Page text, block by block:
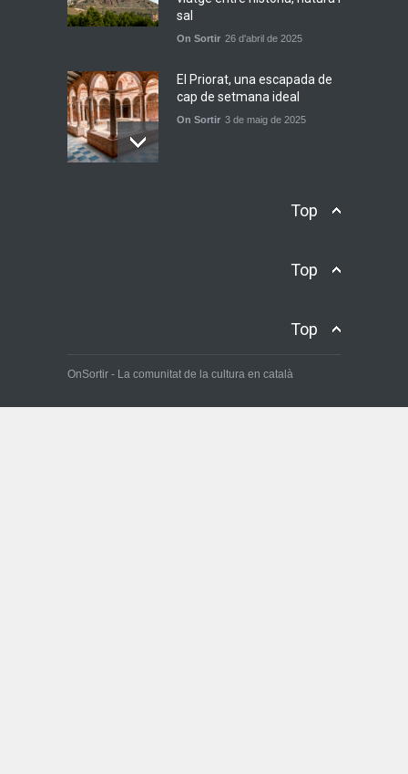
sal
On Sortir 26 d'abril de 2025
El Priorat, una escapada de
cap de setmana ideal
On Sortir 3 de maig de 2025
l'Algar: escapada estiuenca
17 de juliol de 2025
de setmana a Catalunya
Top
Top
Top
OnSortir - La comunitat de la cultura en català